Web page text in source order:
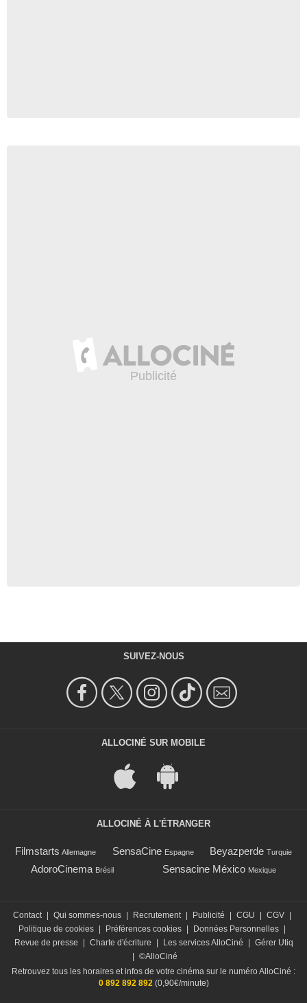
SUIVEZ-NOUS
ALLOCINÉ SUR MOBILE
ALLOCINÉ À L'ÉTRANGER
Filmstarts Allemagne SensaCine Espagne Beyazperde Turquie
AdoroCinema Brésil Sensacine México Mexique
Contact Qui sommes-nous Recrutement Publicité CGU CGV
Politique de cookies
Préférences cookies Données Personnelles
Revue de presse
Charte d'écriture Les services AlloCiné
Gérer Utiq
©AlloCiné
Retrouvez tous les horaires et infos de votre cinéma sur le numéro AlloCiné :
0 892 892 892(0,90€/minute)